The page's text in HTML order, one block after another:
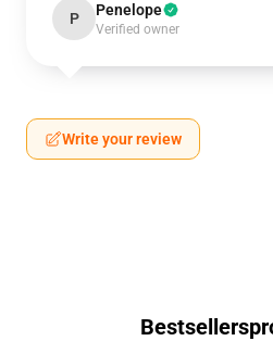
P Penelope
Verified owner
Write your review